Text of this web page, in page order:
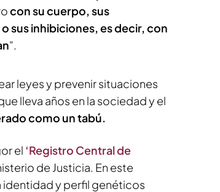
con su cuerpo, sus
sus inhibiciones, es decir, con
".
leyes y prevenir situaciones
lleva años en la sociedad y el
como un tabú.
el ‘Registro Central de
de Justicia. En este
identidad y perfil genéticos